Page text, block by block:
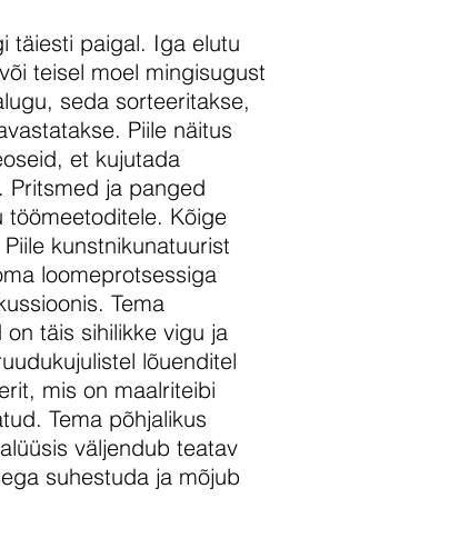
täiesti paigal. Iga elutu
teisel moel mingisugust
seda sorteeritakse,
Piile näitus
et kujutada
Pritsmed ja panged
töömeetoditele. Kõige
kunstnikunatuurist
loomeprotsessiga
Tema
täis sihilikke vigu ja
lõuenditel
mis on maalriteibi
Tema põhjalikus
väljendub teatav
suhestuda ja mõjub